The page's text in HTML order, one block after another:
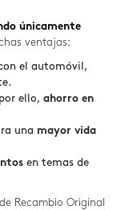
únicamente
ventajas:
el automóvil,
ello, ahorro en
una mayor vida
en temas de
Recambio Original